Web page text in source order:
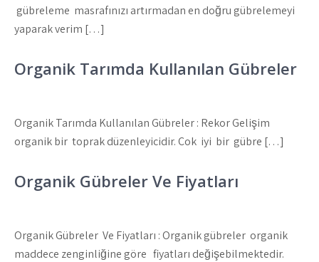
gübreleme masrafınızı artırmadan en doğru gübrelemeyi
yaparak verim […]
Organik Tarımda Kullanılan Gübreler
Organik Tarımda Kullanılan Gübreler : Rekor Gelişim
organik bir toprak düzenleyicidir. Çok iyi bir gübre […]
Organik Gübreler Ve Fiyatları
Organik Gübreler Ve Fiyatları : Organik gübreler organik
maddece zenginliğine göre fiyatları değişebilmektedir.